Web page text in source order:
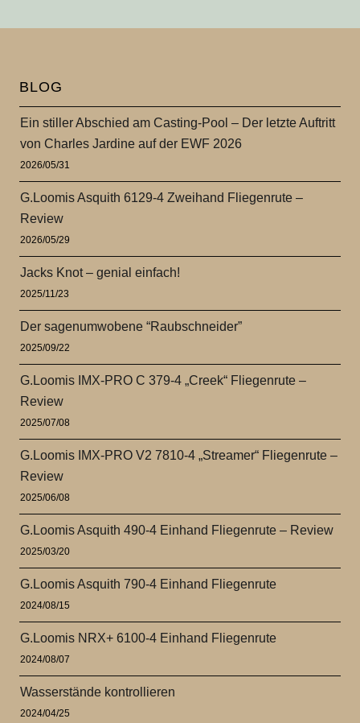
BLOG
Ein stiller Abschied am Casting-Pool – Der letzte Auftritt
von Charles Jardine auf der EWF 2026
2026/05/31
G.Loomis Asquith 6129-4 Zweihand Fliegenrute –
Review
2026/05/29
Jacks Knot – genial einfach!
2025/11/23
Der sagenumwobene “Raubschneider”
2025/09/22
G.Loomis IMX-PRO C 379-4 „Creek“ Fliegenrute –
Review
2025/07/08
G.Loomis IMX-PRO V2 7810-4 „Streamer“ Fliegenrute –
Review
2025/06/08
G.Loomis Asquith 490-4 Einhand Fliegenrute – Review
2025/03/20
G.Loomis Asquith 790-4 Einhand Fliegenrute
2024/08/15
G.Loomis NRX+ 6100-4 Einhand Fliegenrute
2024/08/07
Wasserstände kontrollieren
2024/04/25